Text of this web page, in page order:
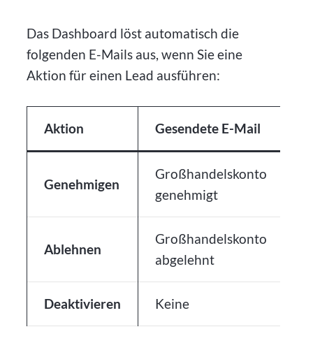
Das Dashboard löst automatisch die
folgenden E-Mails aus, wenn Sie eine
Aktion für einen Lead ausführen:
Aktion Gesendete E-Mail
Genehmigen
Großhandelskonto
genehmigt
Ablehnen
Großhandelskonto
abgelehnt
Deaktivieren Keine